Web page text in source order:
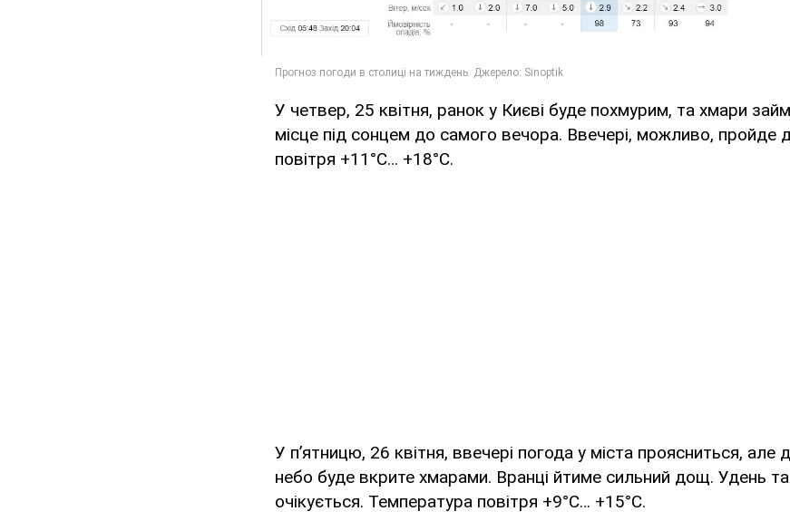
У четвер, 25 квітня, ранок у Києві буде похмурим, та хмари
місце під сонцем до самого вечора. Ввечері, можливо, пройде
повітря +11°С… +18°С.
У п’ятницю, 26 квітня, ввечері погода у міста проясниться,
небо буде вкрите хмарами. Вранці йтиме сильний дощ. Удень та
очікується. Температура повітря +9°С… +15°С.